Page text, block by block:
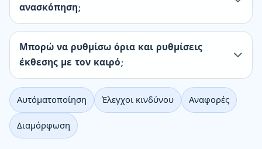
ανασκόπηση;
Μπορώ να ρυθμίσω όρια και ρυθμίσεις
έκθεσης με τον καιρό;
Αυτόματοποίηση Έλεγχοι κινδύνου
Αναφορές
Διαμόρφωση